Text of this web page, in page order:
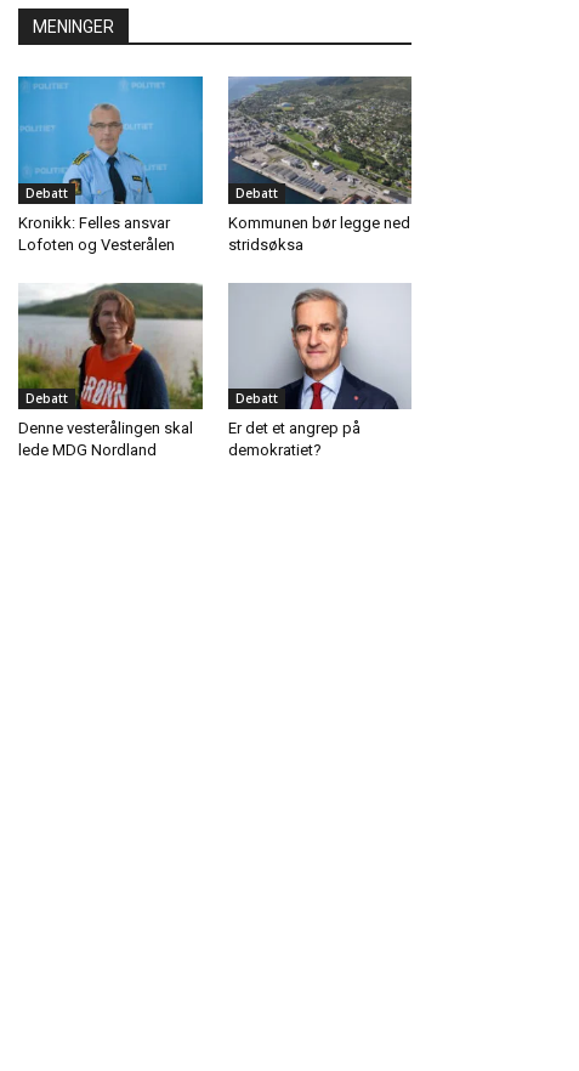
MENINGER
Debatt
Kronikk: Felles ansvar
Lofoten og Vesterålen
Debatt
Kommunen bør legge ned
stridsøksa
Debatt
Denne vesterålingen skal
lede MDG Nordland
Debatt
Er det et angrep på
demokratiet?